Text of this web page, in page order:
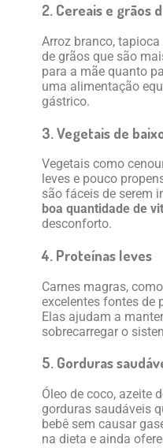
2. Cereais e grãos
Arroz branco,
de grãos que são
para a mãe quanto
uma alimentação
gástrico.
3. Vegetais de
Vegetais como
leves e pouco
são fáceis de serem
boa quantidade de
desconforto.
4. Proteínas leves
Carnes magras,
excelentes fontes de
Elas ajudam a
sobrecarregar o
5. Gorduras
Óleo de coco, azeite
gorduras saudáveis
bebê sem causar
na dieta e ainda